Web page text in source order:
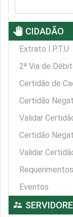
pan_tool CIDADÃO
Extrato I.P.T.U
2ª Via de
Certidão de
Certidão
Validar
Certidão
Validar
Eventos
supervisor_account